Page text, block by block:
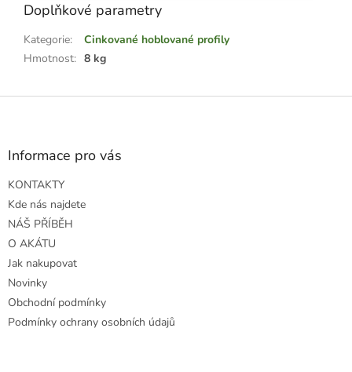
Doplňkové parametry
Kategorie:
Cinkované hoblované profily
Hmotnost: 8 kg
Z
Informace pro vás
KONTAKTY
Kde nás najdete
NÁŠ PŘÍBĚH
O AKÁTU
Jak nakupovat
Novinky
Obchodní podmínky
Podmínky ochrany osobních údajů